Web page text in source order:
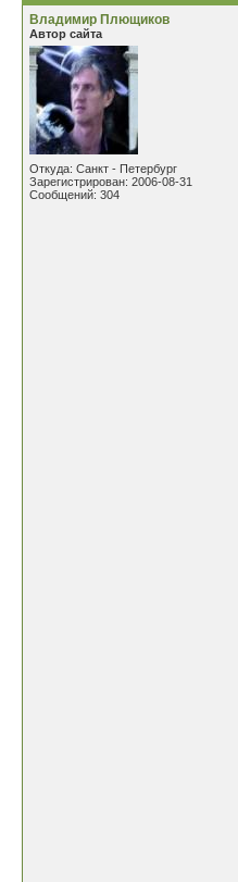
Владимир Плющиков
Автор сайта
Откуда: Санкт - Петербург
Зарегистрирован: 2006-08-31
Сообщений: 304